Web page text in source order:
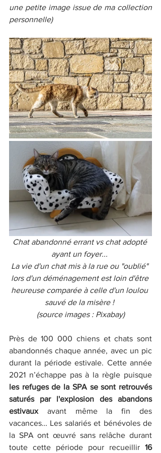
une petite image issue de ma collection
personnelle)
Chat abandonné errant vs chat adopté
ayant un foyer...
La vie d'un chat mis à la rue ou "oublié"
lors d'un déménagement est loin d'être
heureuse comparée à celle d'un loulou
sauvé de la misère !
(source images : Pixabay)
Près de 100 000 chiens et chats sont
abandonnés chaque année, avec un pic
durant la période estivale. Cette année
2021 n’échappe pas à la règle puisque
les refuges de la SPA se sont retrouvés
saturés par l'explosion des abandons
estivaux avant même la fin des
vacances… Les salariés et bénévoles de
la SPA ont œuvré sans relâche durant
toute cette période pour recueillir 16